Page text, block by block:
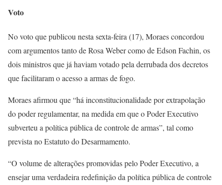
Voto
No voto que publicou nesta sexta-feira (17), Moraes concordou
com argumentos tanto de Rosa Weber como de Edson Fachin, os
dois ministros que já haviam votado pela derrubada dos decretos
que facilitaram o acesso a armas de fogo.
Moraes afirmou que “há inconstitucionalidade por extrapolação
do poder regulamentar, na medida em que o Poder Executivo
subverteu a política pública de controle de armas”, tal como
prevista no Estatuto do Desarmamento.
“O volume de alterações promovidas pelo Poder Executivo, a
ensejar uma verdadeira redefinição da política pública de controle